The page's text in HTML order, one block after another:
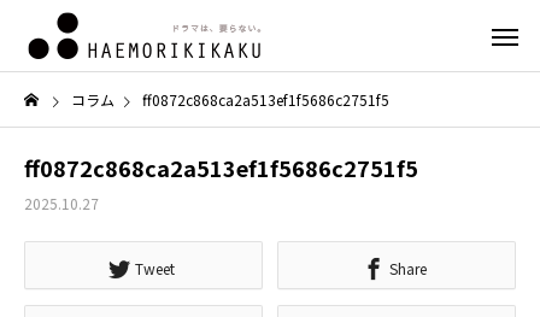
コラム ff0872c868ca2a513ef1f5686c2751f5
ff0872c868ca2a513ef1f5686c2751f5
2025.10.27
Tweet Share